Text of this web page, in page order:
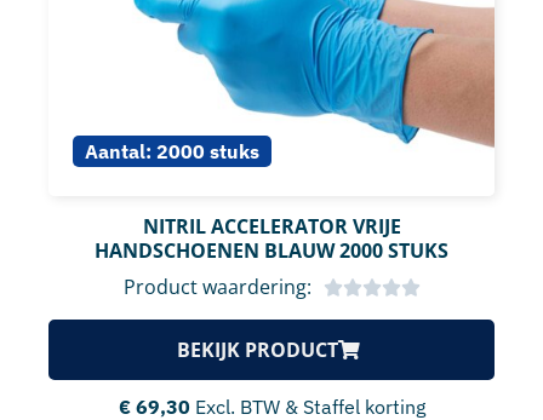
Aantal: 2000 stuks
NITRIL ACCELERATOR VRIJE
HANDSCHOENEN BLAUW 2000 STUKS
Product waardering:
BEKIJK PRODUCT
€69,30 Excl. BTW & Staffel korting